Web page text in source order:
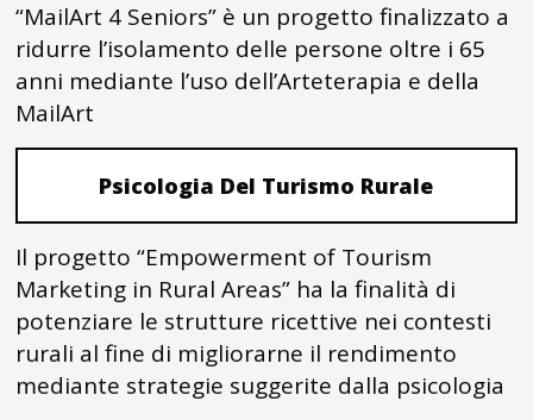
“MailArt 4 Seniors” è un progetto finalizzato a
ridurre l’isolamento delle persone oltre i 65
anni mediante l’uso dell’Arteterapia e della
MailArt
Psicologia Del Turismo Rurale
Il progetto “Empowerment of Tourism
Marketing in Rural Areas” ha la finalità di
potenziare le strutture ricettive nei contesti
rurali al fine di migliorarne il rendimento
mediante strategie suggerite dalla psicologia